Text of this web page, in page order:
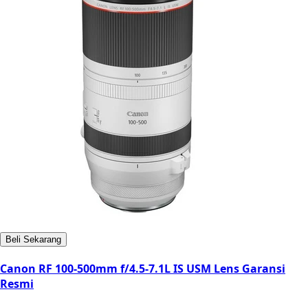
Beli Sekarang
Canon RF 100-500mm f/4.5-7.1L IS USM Lens Garansi
Resmi